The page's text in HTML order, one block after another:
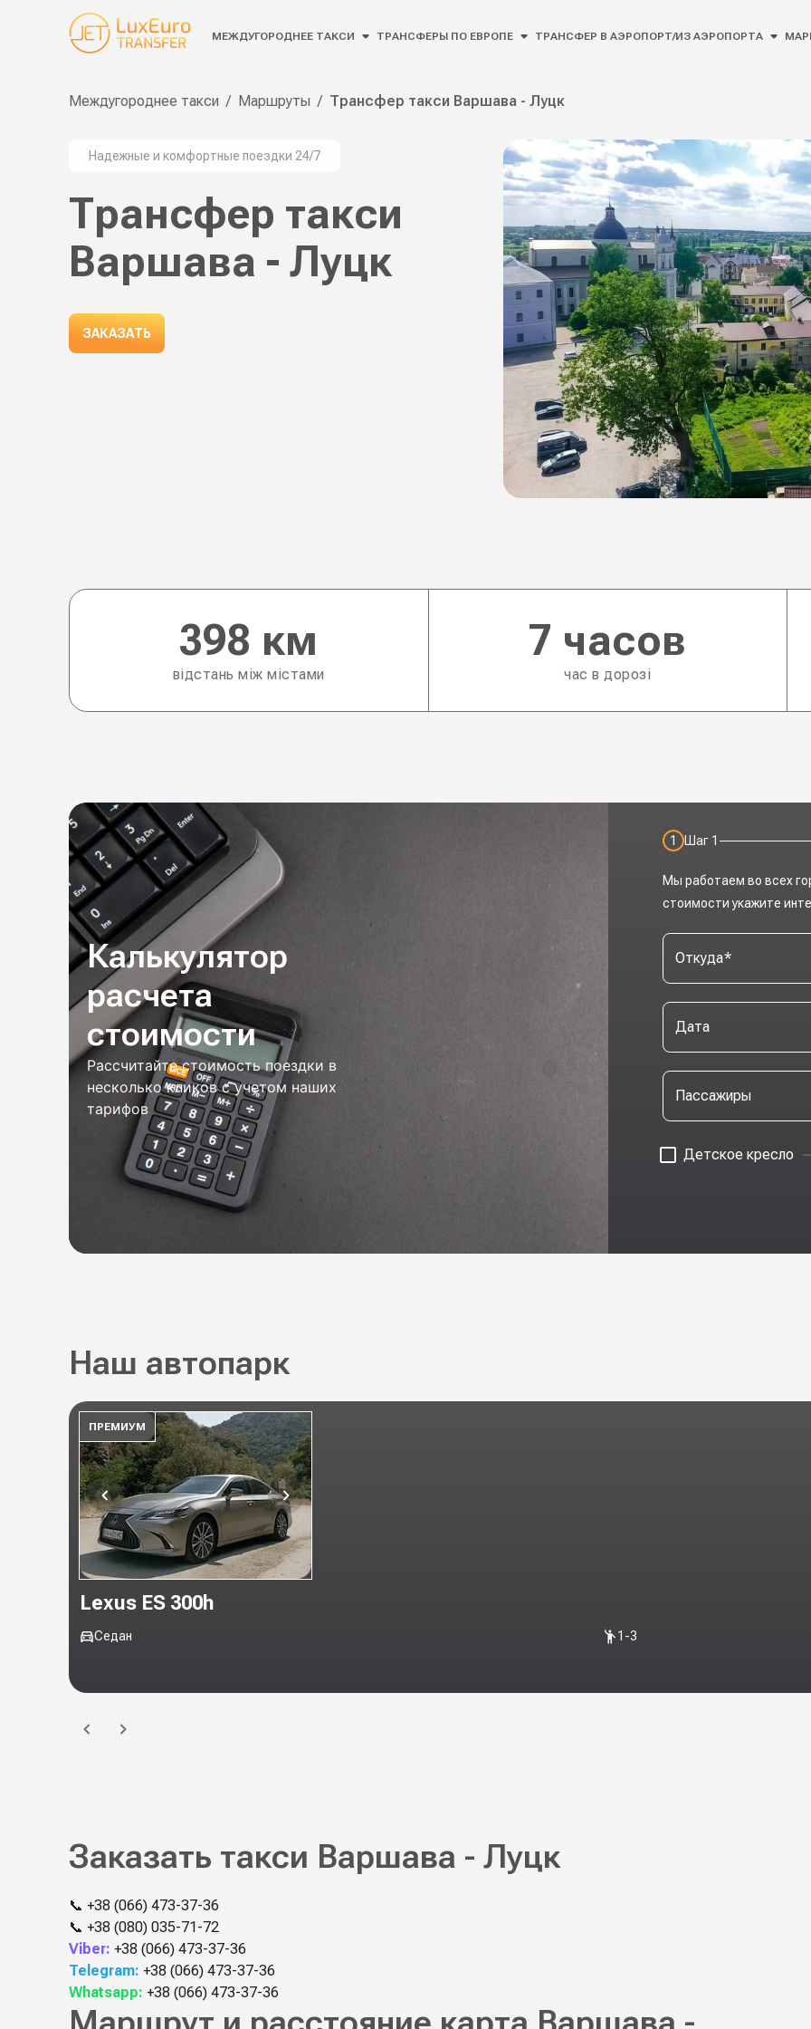
МЕЖДУГОРОДНЕЕ ТАКСИ ТРАНСФЕРЫ ПО ЕВРОПЕ ТРАНСФЕР В АЭРОПОРТ/ИЗ АЭРОПОРТА
Междугороднее такси / Маршруты / Трансфер такси Варшава - Луцк
Надежные и комфортные поездки 24/7
Трансфер такси
Варшава - Луцк
ЗАКАЗАТЬ
відстань між містами
398 км
час в дорозі
7 часов
Калькулятор
расчета
стоимости
Рассчитайте стоимость поездки в
несколько кликов с учетом наших
тарифов
1 Шаг 1
Мы работаем во всех
стоимости укажите
Откуда*
Дата
Пассажиры
Детское кресло
Наш автопарк
ПРЕМИУМ
Lexus ES 300h
Седан 1-3
Заказать такси Варшава - Луцк
📞 +38 (066) 473-37-36
📞 +38 (080) 035-71-72
Viber: +38 (066) 473-37-36
Telegram: +38 (066) 473-37-36
Whatsapp: +38 (066) 473-37-36